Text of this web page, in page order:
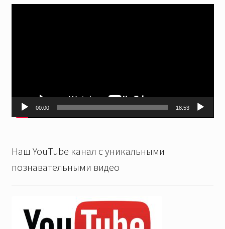
00:00 18:53
Наш YouTube канал с уникальными
познавательными видео